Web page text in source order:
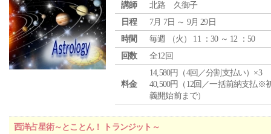
講師
北路 久御子
日程
7月 7日 ～ 9月 29日
時間
毎週 （火 ） 11 ：30 ～ 12 ：50
回数
全12回
料金
14,580円（4回／分割支払い）×3
40,500円（12回／一括前納支払※
義開始前まで）
西洋占星術～とことん！ トランジット～